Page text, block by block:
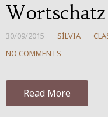
30/09/2015 SÍLVIA
NO COMMENTS
Read More